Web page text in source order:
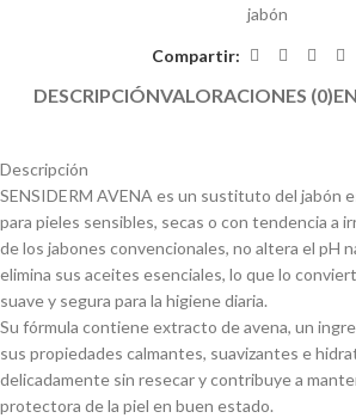
jabón
Compartir:
DESCRIPCIÓNVALORACIONES (0)
Descripción
SENSIDERM AVENA es un sustituto del jabón
para pieles sensibles, secas o con tendencia a
de los jabones convencionales, no altera el pH
elimina sus aceites esenciales, lo que lo
suave y segura para la higiene diaria.
Su fórmula contiene extracto de avena, un
sus propiedades calmantes, suavizantes e
delicadamente sin resecar y contribuye a
protectora de la piel en buen estado.